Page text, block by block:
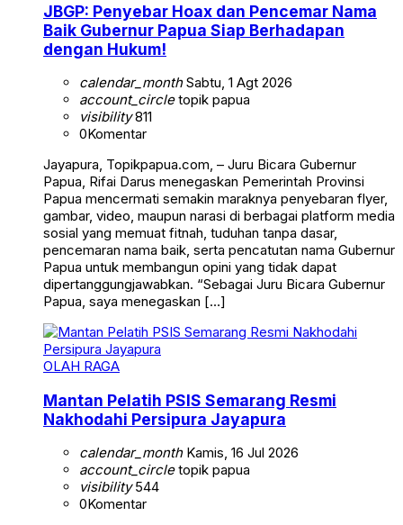
JBGP: Penyebar Hoax dan Pencemar Nama
Baik Gubernur Papua Siap Berhadapan
dengan Hukum!
calendar_monthSabtu, 1 Agt 2026
account_circletopik papua
visibility811
0Komentar
Jayapura, Topikpapua.com, – Juru Bicara Gubernur
Papua, Rifai Darus menegaskan Pemerintah Provinsi
Papua mencermati semakin maraknya penyebaran flyer,
gambar, video, maupun narasi di berbagai platform media
sosial yang memuat fitnah, tuduhan tanpa dasar,
pencemaran nama baik, serta pencatutan nama Gubernur
Papua untuk membangun opini yang tidak dapat
dipertanggungjawabkan. “Sebagai Juru Bicara Gubernur
Papua, saya menegaskan […]
OLAH RAGA
Mantan Pelatih PSIS Semarang Resmi
Nakhodahi Persipura Jayapura
calendar_monthKamis, 16 Jul 2026
account_circletopik papua
visibility544
0Komentar